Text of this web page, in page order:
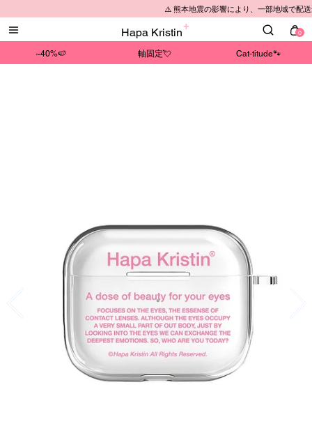
Hapa Kristin 0
~40%🍉 軸固定💘 Cat-titude🐾
⚠️ 熊本地震の影響により、一部地域で配